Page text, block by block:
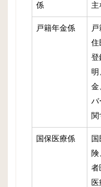
係 主
戸籍年金係
戸
住
登
明
金
バ
関
国保医療係
者